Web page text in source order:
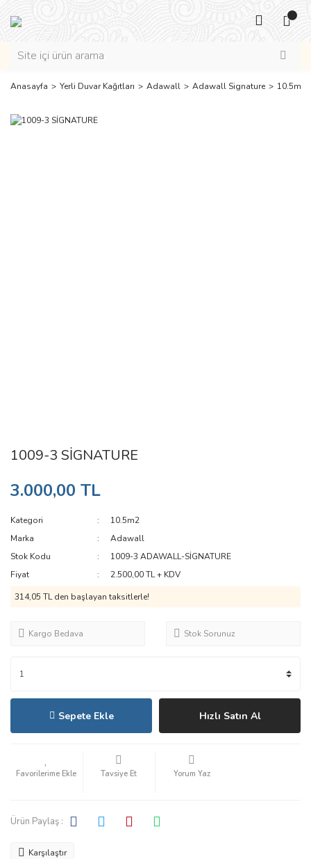
Anasayfa Yerli Duvar Kağıtları Adawall Adawall Signature 10.5m2
1009-3 SİGNATURE
3.000,00 TL
Kategori
10.5m2
Marka
Adawall
Stok Kodu
1009-3 ADAWALL-SİGNATURE
Fiyat
2.500,00 TL + KDV
314,05 TL den başlayan taksitlerle!
Kargo Bedava Stok Sorunuz
Sepete Ekle Hızlı Satın Al
Tavsiye Et Yorum Yaz
Ürün Paylaş :
Karşılaştır